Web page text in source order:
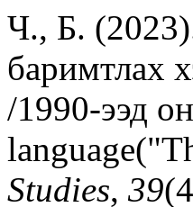
Ч., Б.
баримтлах
/1990-ээд
Studies, 39